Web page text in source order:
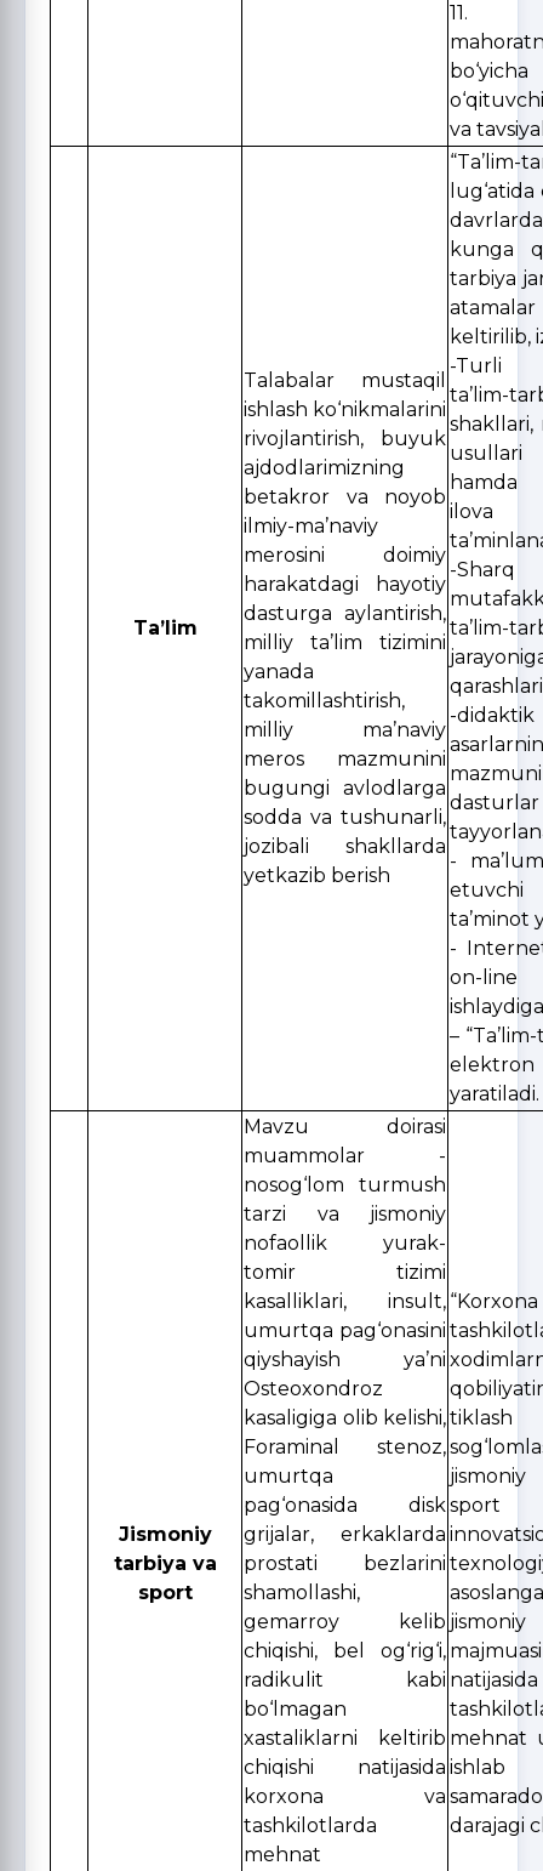
11.
bo‘yicha
va
Ta’lim
Talabalar mustaqil
ishlash ko‘nikmalarini
rivojlantirish, buyuk
ajdodlarimizning
betakror va noyob
ilmiy-ma’naviy
merosini doimiy
harakatdagi hayotiy
dasturga aylantirish,
milliy ta’lim tizimini
yanada
takomillashtirish,
milliy ma’naviy
meros mazmunini
bugungi avlodlarga
sodda va tushunarli,
jozibali shakllarda
yetkazib berish
“Ta’lim-
kunga
tarbiya
keltirilib,
-Turli
ta’lim-
shakllari,
usullari
hamda
-Sharq
ta’lim-
-
dasturlar
-
ta’minot
-
on-
–
yaratiladi.
Jismoniy
tarbiya va
sport
Mavzu doirasi
muammolar -
nosog‘lom turmush
tarzi va jismoniy
nofaollik yurak-
tomir tizimi
kasalliklari, insult,
umurtqa pag‘onasini
qiyshayish ya’ni
Osteoxondroz
kasaligiga olib kelishi,
Foraminal stenoz,
umurtqa
pag‘onasida disk
grijalar, erkaklarda
prostati bezlarini
shamollashi,
gemarroy kelib
chiqishi, bel og‘rig‘i,
radikulit kabi
bo‘lmagan
xastaliklarni keltirib
chiqishi natijasida
korxona va
tashkilotlarda
mehnat
sport
mehnat
ishlab
darajagi